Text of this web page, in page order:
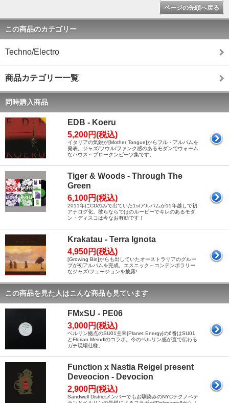
ページの先頭へ戻る
この商品のカテゴリー
Techno/Electro
商品カテゴリー一覧
同時購入商品
EDB - Koeru
5,200円(税込)
イタリアの気鋭が[Mother Tongue]からフル・アルバムを
発表。ジャズ/ソウル/ファンク感のあるモダンでウォーム
なハウス～ブロークンビーツ集です。
Tiger & Woods - Through The
Green
6,100円(税込)
2011年にCDのみで出ていた1stアルバムが15年越しで初
アナログ化。彼らならではのルーピーでキレのあるモダ
ン・ディスコは今なお有効です！
Krakatau - Terra Ignota
4,950円(税込)
[Growing Bin]からも出していたオーストラリアのグルー
プが初アルバムを完成。エスニック～コンテンポラリー
なジャズ/フュージョンを披露!
この商品を見た人はこんな商品も見ています
FMxSU - PE06
3,000円(税込)
ベルリン拠点のSU01主宰[Planet Energy]の6番はSU01
とFlorian Meindlのコラボ。今のベルリン感が直で伝わる
ガチ現場仕様。
Function x Nastia Reigel present
Deveocion - Devocion
2,900円(税込)
Sandwell Districtメンバーでもお馴染みのNYCテクノベテ